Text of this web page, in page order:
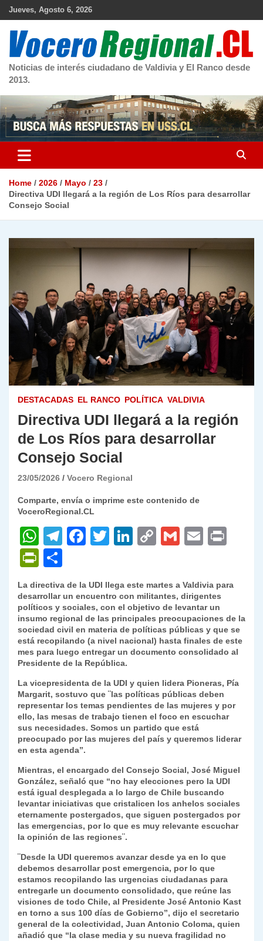
Skip
Jueves, Agosto 6, 2026
Noticias de interés ciudadano de Valdivia y El Ranco desde
2013.
Home 2026 Mayo
23
Directiva UDI llegará a la región de Los Ríos para desarrollar
Consejo Social
DESTACADAS EL RANCO POLÍTICA VALDIVIA
Directiva UDI llegará a la región
de Los Ríos para desarrollar
Consejo Social
23/05/2026 Vocero Regional
Comparte, envía o imprime este contenido de
VoceroRegional.CL
W
h
at
s
A
p
p
T
gr
a
m
F
e
b
o
o
k
T
er
Li
e
dI
n
C
y
Li
n
k
G
l
E
l
P
ri
nt
Fr
ie
n
dl
y
o
m
p
ar
tir
La directiva de la UDI llega este martes a Valdivia para
desarrollar un encuentro con militantes, dirigentes
políticos y sociales, con el objetivo de levantar un
insumo regional de las principales preocupaciones de la
sociedad civil en materia de políticas públicas y que se
está recopilando (a nivel nacional) hasta finales de este
mes para luego entregar un documento consolidado al
Presidente de la República.
La vicepresidenta de la UDI y quien lidera Pioneras, Pía
Margarit, sostuvo que ¨las políticas públicas deben
representar los temas pendientes de las mujeres y por
ello, las mesas de trabajo tienen el foco en escuchar
sus necesidades. Somos un partido que está
preocupado por las mujeres del país y queremos liderar
en esta agenda”.
Mientras, el encargado del Consejo Social, José Miguel
González, señaló que “no hay elecciones pero la UDI
está igual desplegada a lo largo de Chile buscando
levantar iniciativas que cristalicen los anhelos sociales
eternamente postergados, que siguen postergados por
las emergencias, por lo que es muy relevante escuchar
la opinión de las regiones¨.
¨Desde la UDI queremos avanzar desde ya en lo que
debemos desarrollar post emergencia, por lo que
estamos recopilando las urgencias ciudadanas para
entregarle un documento consolidado, que reúne las
visiones de todo Chile, al Presidente José Antonio Kast
en torno a sus 100 días de Gobierno”, dijo el secretario
general de la colectividad, Juan Antonio Coloma, quien
añadió que “la clase media y su nueva fragilidad no